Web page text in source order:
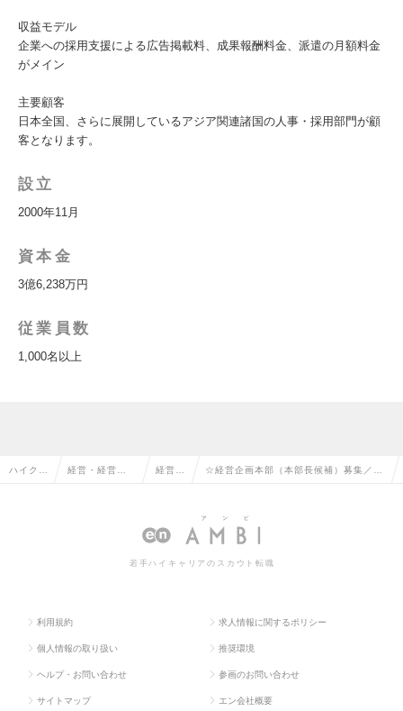
収益モデル
企業への採用支援による広告掲載料、成果報酬料金、派遣の月額料金
がメイン
主要顧客
日本全国、さらに展開しているアジア関連諸国の人事・採用部門が顧
客となります。
設立
2000年11月
資本金
3億6,238万円
従業員数
1,000名以上
ハイクラ 経営・経営企 経営企
職
☆経営企画本部（本部長候補）募集／年
務の求人情報
若手ハイキャリアのスカウト転職
利用規約 求人情報に関するポリシー
個人情報の取り扱い 推奨環境
ヘルプ・お問い合わせ 参画のお問い合わせ
サイトマップ エン会社概要